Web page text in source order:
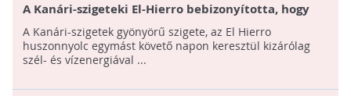
A Kanári-szigeteki El-Hierro bebizonyította, hogy
lehetséges kizárólag megújuló energiával működni
A Kanári-szigetek gyönyörű szigete, az El Hierro
huszonnyolc egymást követő napon keresztül kizárólag
szél- és vízenergiával ...